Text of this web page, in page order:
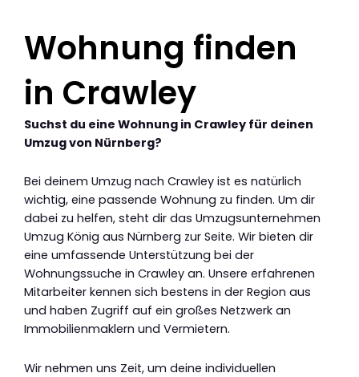
Wohnung finden
in Crawley
Suchst du eine Wohnung in Crawley für deinen
Umzug von Nürnberg?
Bei deinem Umzug nach Crawley ist es natürlich
wichtig, eine passende Wohnung zu finden. Um dir
dabei zu helfen, steht dir das Umzugsunternehmen
Umzug König aus Nürnberg zur Seite. Wir bieten dir
eine umfassende Unterstützung bei der
Wohnungssuche in Crawley an. Unsere erfahrenen
Mitarbeiter kennen sich bestens in der Region aus
und haben Zugriff auf ein großes Netzwerk an
Immobilienmaklern und Vermietern.
Wir nehmen uns Zeit, um deine individuellen